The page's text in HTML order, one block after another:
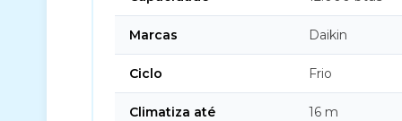
Marcas Daikin
Ciclo Frio
Climatiza até 16 m